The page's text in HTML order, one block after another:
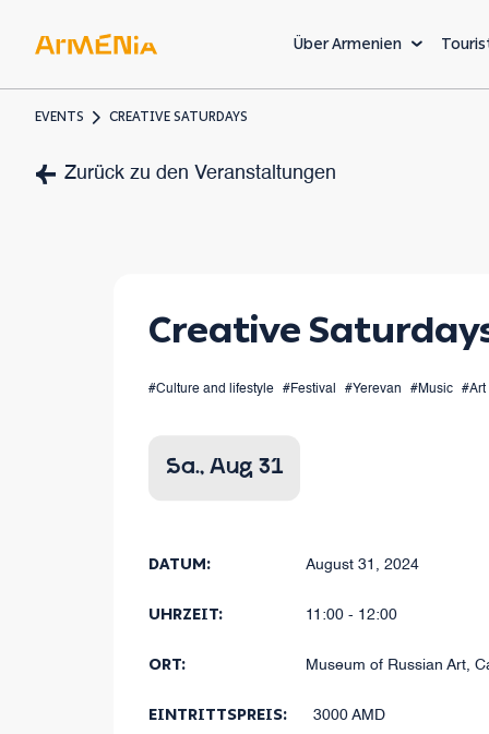
Über Armenien
Die
EVENTS CREATIVE SATURDAYS
Zurück zu den Veranstaltungen
Creative
#Culture and lifestyle #Festival #Yerevan #Music #Art
Sa., Aug 31
DATUM: August 31, 2024
UHRZEIT: 11:00 - 12:00
ORT: Museum of Russian Art,
EINTRITTSPREIS: 3000 AMD